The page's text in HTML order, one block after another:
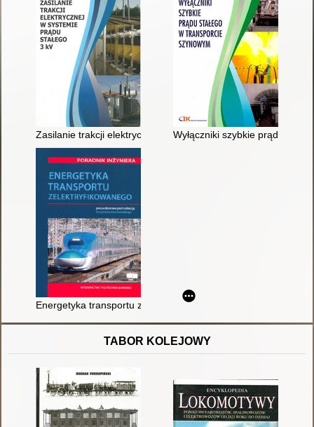
Zasilanie trakcji elektrycznej w systemie prądu stałego 3 kV
Wyłączniki szybkie prądu
Energetyka transportu zelektryfikowanego : poradnik inżyniera
TABOR KOLEJOWY